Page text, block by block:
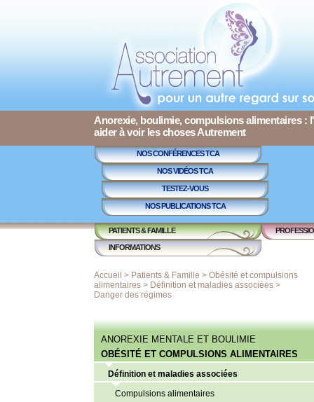
Anorexie, boulimie, compulsions alimentaires :
aider à voir les choses Autrement
NOS CONFÉRENCES TCA
NOS VIDÉOS TCA
TESTEZ-VOUS
NOS PUBLICATIONS TCA
PATIENTS & FAMILLE
INFORMATIONS
Accueil > Patients & Famille > Obésité et compulsions
alimentaires > Définition et maladies associées >
Danger des régimes
ANOREXIE MENTALE ET BOULIMIE
OBÉSITÉ ET COMPULSIONS ALIMENTAIRES
Définition et maladies associées
Compulsions alimentaires